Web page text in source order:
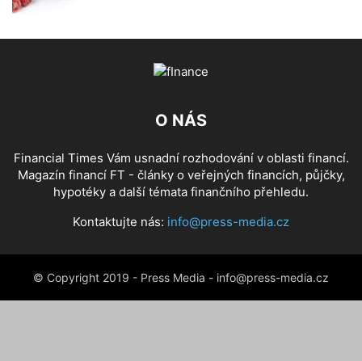
O NÁS
Financial Times Vám usnadní rozhodování v oblasti financí.
Magazín financí FT - články o veřejných financích, půjčky,
hypotéky a další témata finančního přehledu.
Kontaktujte nás: info@press-media.cz
© Copyright 2019 - Press Media - info@press-media.cz